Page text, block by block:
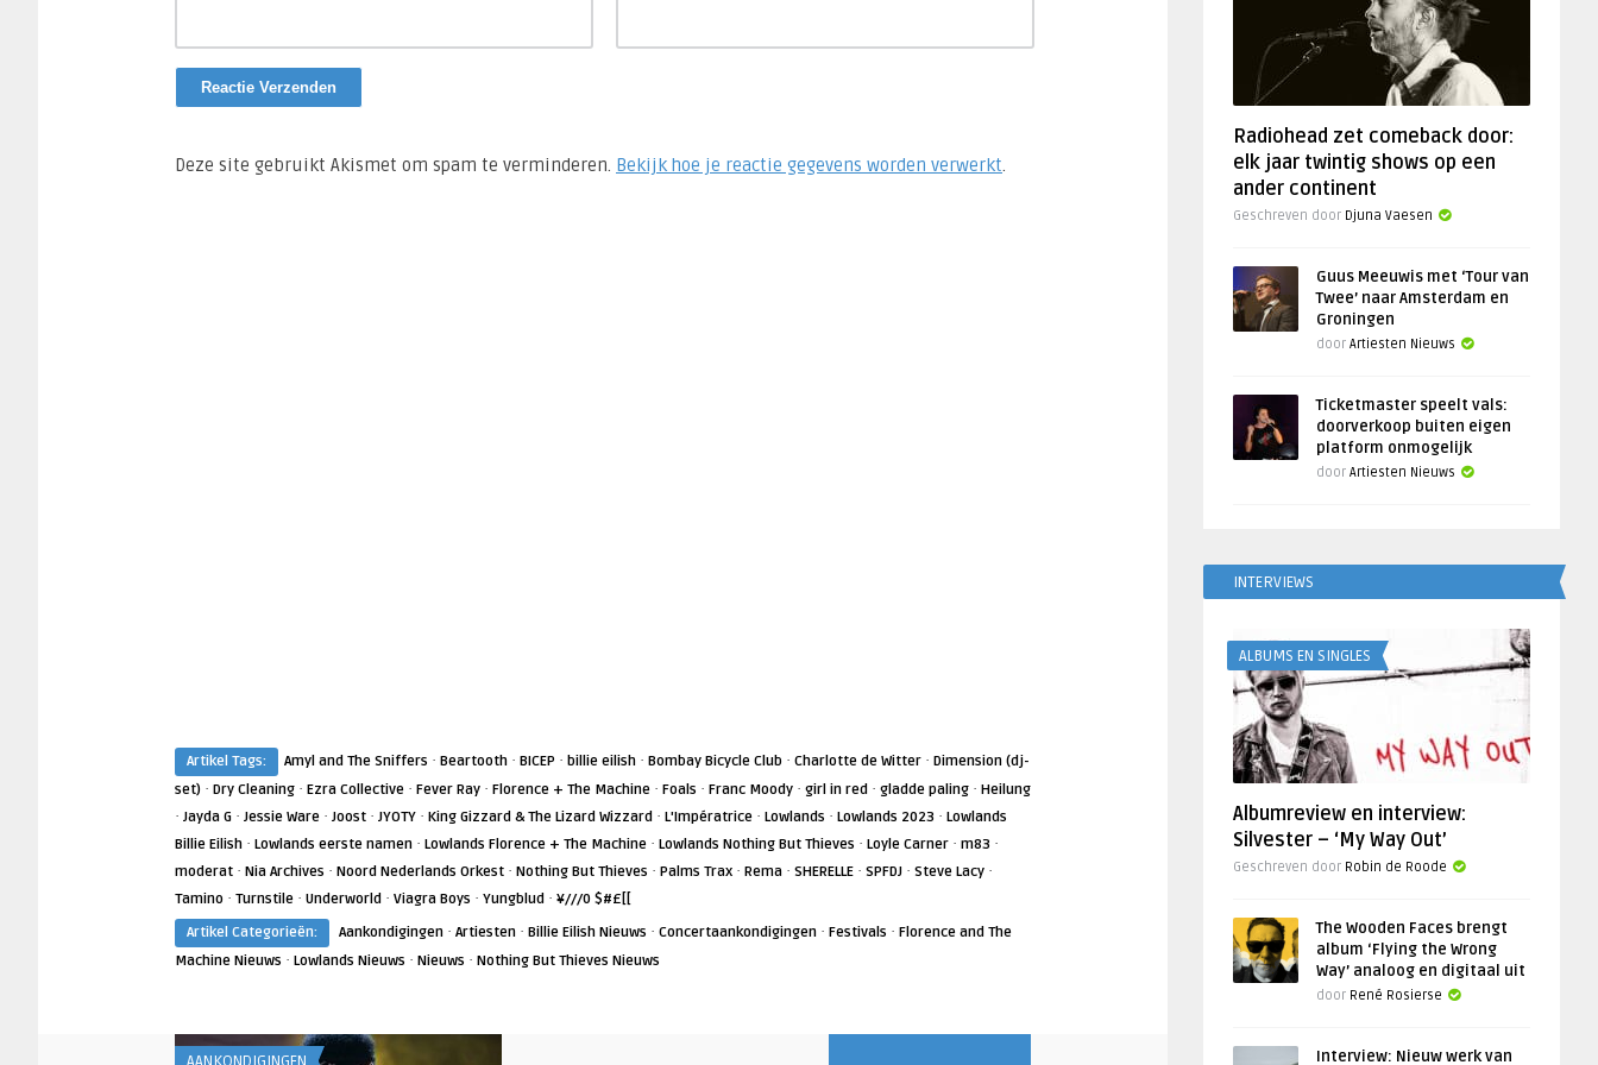
Deze site gebruikt Akismet om spam te verminderen. Bekijk hoe je reactie gegevens worden verwerkt.
Artikel Tags: Amyl and The Sniffers · Beartooth · BICEP · billie eilish · Bombay Bicycle Club · Charlotte de Witter · Dimension (dj-
set) · Dry Cleaning · Ezra Collective · Fever Ray · Florence + The Machine · Foals · Franc Moody · girl in red · gladde paling · Heilung
· Jayda G · Jessie Ware · Joost · JYOTY · King Gizzard & The Lizard Wizzard · L'Impératrice · Lowlands · Lowlands 2023 · Lowlands
Billie Eilish · Lowlands eerste namen · Lowlands Florence + The Machine · Lowlands Nothing But Thieves · Loyle Carner · m83 ·
moderat · Nia Archives · Noord Nederlands Orkest · Nothing But Thieves · Palms Trax · Rema · SHERELLE · SPFDJ · Steve Lacy ·
Tamino · Turnstile · Underworld · Viagra Boys · Yungblud · ¥///0 $#£[[
Artikel Categorieën:
Aankondigingen · Artiesten · Billie Eilish Nieuws · Concertaankondigingen · Festivals · Florence and The
Machine Nieuws · Lowlands Nieuws · Nieuws · Nothing But Thieves Nieuws
Radiohead zet comeback door:
elk jaar twintig shows op een
ander continent
Geschreven door Djuna Vaesen
Guus Meeuwis met ‘Tour van
Twee’ naar Amsterdam en
Groningen
door Artiesten Nieuws
Ticketmaster speelt vals:
doorverkoop buiten eigen
platform onmogelijk
door Artiesten Nieuws
INTERVIEWS
ALBUMS EN SINGLES
Albumreview en interview:
Silvester – ‘My Way Out’
Geschreven door Robin de Roode
The Wooden Faces brengt
album ‘Flying the Wrong
Way’ analoog en digitaal uit
door René Rosierse
Interview: Nieuw werk van